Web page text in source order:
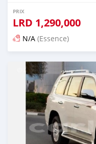
PRIX
LRD 1,290,000
N/A (Essence)
Publié il y a 3 mois